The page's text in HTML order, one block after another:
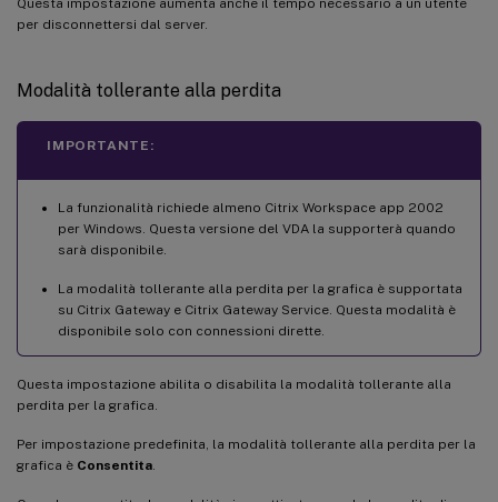
per disconnettersi dal server.
Modalità tollerante alla perdita
IMPORTANTE:
La funzionalità richiede almeno Citrix Workspace app 2002
per Windows. Questa versione del VDA la supporterà quando
sarà disponibile.
La modalità tollerante alla perdita per la grafica è supportata
su Citrix Gateway e Citrix Gateway Service. Questa modalità è
disponibile solo con connessioni dirette.
Questa impostazione abilita o disabilita la modalità tollerante alla
perdita per la grafica.
Per impostazione predefinita, la modalità tollerante alla perdita per la
grafica è Consentita